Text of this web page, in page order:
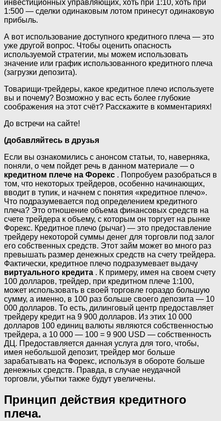
инвестиционных управляющих, хоть при 1:10, хоть при
1:500 — сделки одинаковым лотом принесут одинаковую
прибыль.
А вот использование доступного кредитного плеча — это
уже другой вопрос. Чтобы оценить опасность
используемой стратегии, мы можем использовать
значение или график использованного кредитного плеча
(загрузки депозита).
Товарищи-трейдеры, какое кредитное плечо используете
вы и почему? Возможно у вас есть более глубокие
соображения на этот счёт? Расскажите в комментариях!
До встречи на сайте!
(добавляйтесь в дрyзья
Если вы ознакомились с анонсом статьи, то, наверняка,
поняли, о чем пойдет речь в данном материале — о
кредитном плече на Форекс . Попробуем разобраться в
том, что некоторых трейдеров, особенно начинающих,
вводит в тупик, и начнем с понятия «кредитное плечо».
Что подразумевается под определением кредитного
плеча? Это отношение объема финансовых средств на
счете трейдера к объему, с которым он торгует на рынке
Форекс. Кредитное плечо (рычаг) — это предоставление
трейдеру некоторой суммы денег для торговли под залог
его собственных средств. Этот займ может во много раз
превышать размер денежных средств на счету трейдера.
Фактически, кредитное плечо подразумевает выдачу
виртуального кредита . К примеру, имея на своем счету
100 долларов, трейдер, при кредитном плече 1:100,
может использовать в своей торговле гораздо большую
сумму, а именно, в 100 раз больше своего депозита — 10
000 долларов. То есть, дилинговый центр предоставляет
трейдеру кредит на 9 900 долларов. Из этих 10 000
долларов 100 единиц валюты являются собственностью
трейдера, а 10 000 — 100 = 9 900 USD — собственность
ДЦ. Предоставляется данная услуга для того, чтобы,
имея небольшой депозит, трейдер мог больше
зарабатывать на Форекс, используя в обороте больше
денежных средств. Правда, в случае неудачной
торговли, убытки также будут увеличены.
Принцип действия кредитного
плеча.